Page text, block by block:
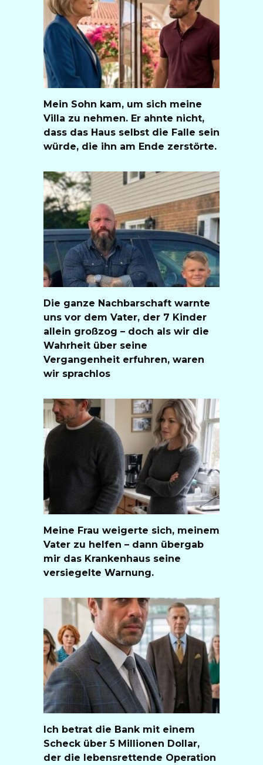
Mein Sohn kam, um sich meine
Villa zu nehmen. Er ahnte nicht,
dass das Haus selbst die Falle sein
würde, die ihn am Ende zerstörte.
Die ganze Nachbarschaft warnte
uns vor dem Vater, der 7 Kinder
allein großzog – doch als wir die
Wahrheit über seine
Vergangenheit erfuhren, waren
wir sprachlos
Meine Frau weigerte sich, meinem
Vater zu helfen – dann übergab
mir das Krankenhaus seine
versiegelte Warnung.
Ich betrat die Bank mit einem
Scheck über 5 Millionen Dollar,
der die lebensrettende Operation